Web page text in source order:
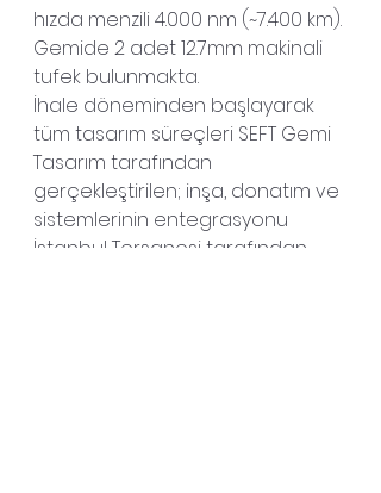
hızda menzili 4.000 nm (~7.400 km).
Gemide 2 adet 12.7mm makinali
tufek bulunmakta.
İhale döneminden başlayarak
tüm tasarım süreçleri SEFT Gemi
Tasarım tarafından
gerçekleştirilen; inşa, donatım ve
sistemlerinin entegrasyonu
İstanbul Tersanesi tarafından